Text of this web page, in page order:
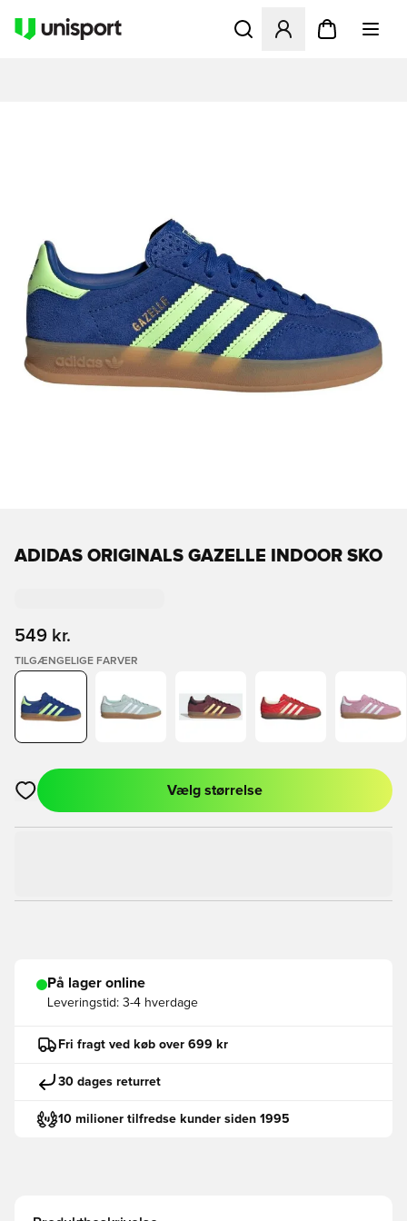
Åbner en Modal til at
ADIDAS ORIGINALS GAZELLE INDOOR SKO
549 kr.
TILGÆNGELIGE FARVER
Åbner en Modal til at logge ind eller tilmelde dig som medlem
Vælg størrelse
På lager online
Leveringstid: 3-4 hverdage
Fri fragt ved køb over 699 kr
30 dages returret
10 milioner tilfredse kunder siden 1995